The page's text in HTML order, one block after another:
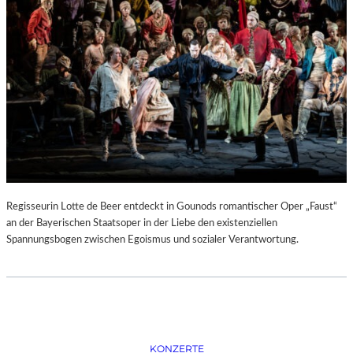
–
K
Ü
N
S
T
L
E
R
,
T
M
Regisseurin Lotte de Beer entdeckt in Gounods romantischer Oper „Faust“
an der Bayerischen Staatsoper in der Liebe den existenziellen
Spannungsbogen zwischen Egoismus und sozialer Verantwortung.
KONZERTE